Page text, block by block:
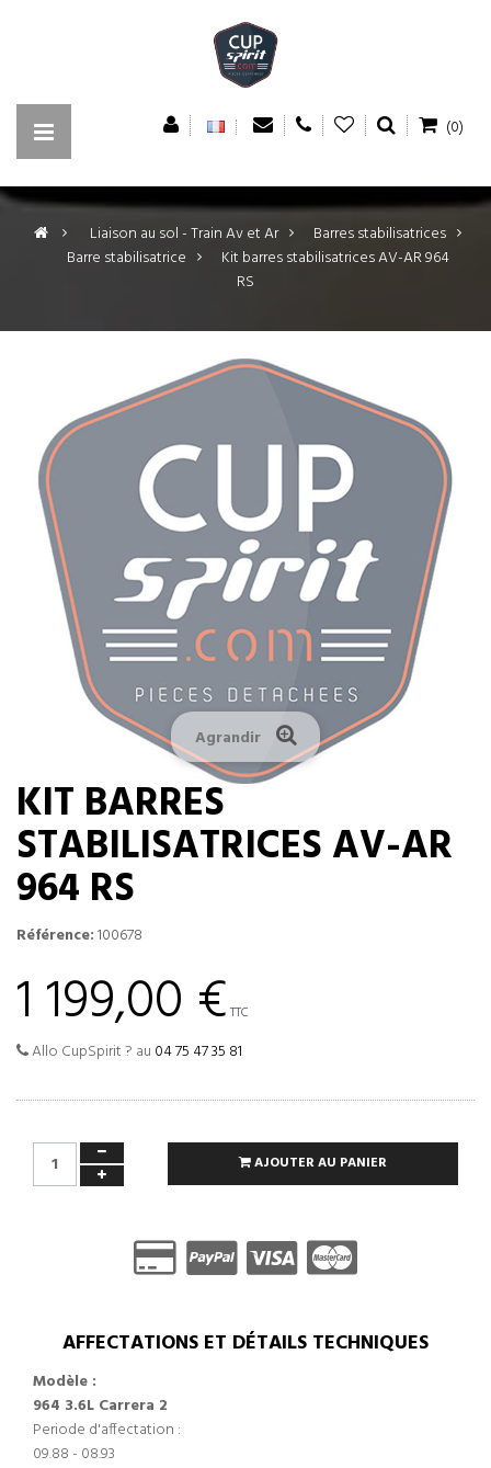
(0)
> Liaison au sol - Train Av et Ar >
Barres stabilisatrices
Barre stabilisatrice >
Kit barres stabilisatrices AV-AR 964
RS
Agrandir
KIT BARRES
STABILISATRICES AV-AR
964 RS
Référence:100678
1 199,00 € TTC
Allo CupSpirit ? au 04 75 47 35 81
AJOUTER AU PANIER
AFFECTATIONS ET DÉTAILS TECHNIQUES
Modèle :
964 3.6L Carrera 2
Periode d'affectation :
09.88 - 08.93